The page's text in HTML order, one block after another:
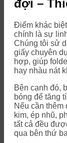
đợi –
Điểm khác
chính là sự
Chúng tôi sử
giấy chuyên
hợp, giúp
hay nhàu nát
Bên cạnh đó,
bóng để tăng
Nếu cần thêm
kim, ép nhũ,
tất cả đều
qua bên thứ